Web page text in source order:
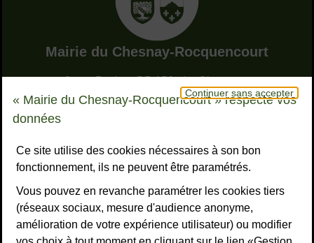
Continuer sans accepter
« Mairie du Chesnay-Rocquencourt » respecte vos
données
Ce site utilise des cookies nécessaires à son bon
fonctionnement, ils ne peuvent être paramétrés.
Vous pouvez en revanche paramétrer les cookies tiers
(réseaux sociaux, mesure d'audience anonyme,
amélioration de votre expérience utilisateur) ou modifier
Adresse dans le pied de page
Mairie du Chesnay-Rocquencourt
9, rue Pottier - BP 150 - Le Chesnay
78155 Le Chesnay-Rocquencourt cedex
NOUS CONTACTER
S’ABONNER À LA LETTRE D’INFO
Liens réseaux sociaux
Facebook
Instagram
YouTube